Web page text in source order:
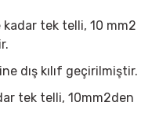
kadar tek telli, 10 mm2
dış kılıf geçirilmiştir.
tek telli, 10mm2den